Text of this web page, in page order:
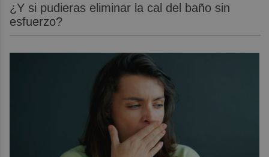
¿Y si pudieras eliminar la cal del baño sin
esfuerzo?